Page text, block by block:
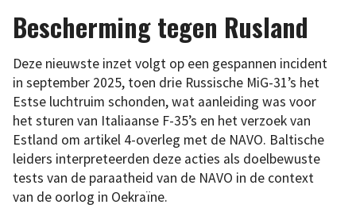
Bescherming tegen Rusland
Deze nieuwste inzet volgt op een gespannen incident
in september 2025, toen drie Russische MiG-31’s het
Estse luchtruim schonden, wat aanleiding was voor
het sturen van Italiaanse F-35’s en het verzoek van
Estland om artikel 4-overleg met de NAVO. Baltische
leiders interpreteerden deze acties als doelbewuste
tests van de paraatheid van de NAVO in de context
van de oorlog in Oekraïne.